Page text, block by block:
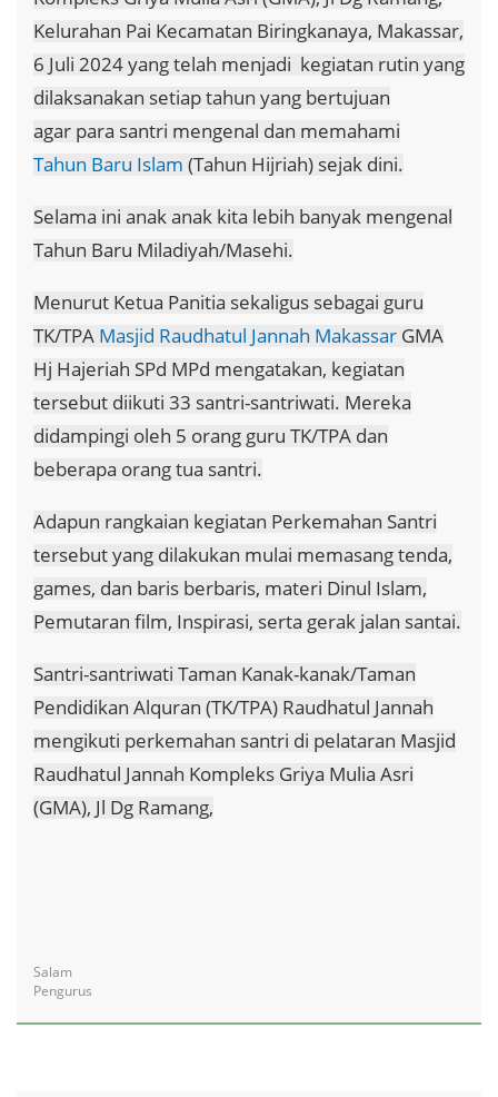
Kelurahan Pai Kecamatan Biringkanaya, Makassar,
6 Juli 2024 yang telah menjadi kegiatan rutin yang
dilaksanakan setiap tahun yang bertujuan
agar para santri mengenal dan memahami
Tahun Baru Islam (Tahun Hijriah) sejak dini.
Selama ini anak anak kita lebih banyak mengenal
Tahun Baru Miladiyah/Masehi.
Menurut Ketua Panitia sekaligus sebagai guru
TK/TPA Masjid Raudhatul Jannah Makassar GMA
Hj Hajeriah SPd MPd mengatakan, kegiatan
tersebut diikuti 33 santri-santriwati. Mereka
didampingi oleh 5 orang guru TK/TPA dan
beberapa orang tua santri.
Adapun rangkaian kegiatan Perkemahan Santri
tersebut yang dilakukan mulai memasang tenda,
games, dan baris berbaris, materi Dinul Islam,
Pemutaran film, Inspirasi, serta gerak jalan santai.
Santri-santriwati Taman Kanak-kanak/Taman
Pendidikan Alquran (TK/TPA) Raudhatul Jannah
mengikuti perkemahan santri di pelataran Masjid
Raudhatul Jannah Kompleks Griya Mulia Asri
(GMA), Jl Dg Ramang,
Salam
Pengurus